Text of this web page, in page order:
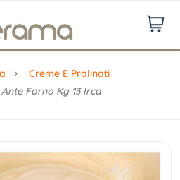
Creme E Pralinati
Forno Kg 13 Irca